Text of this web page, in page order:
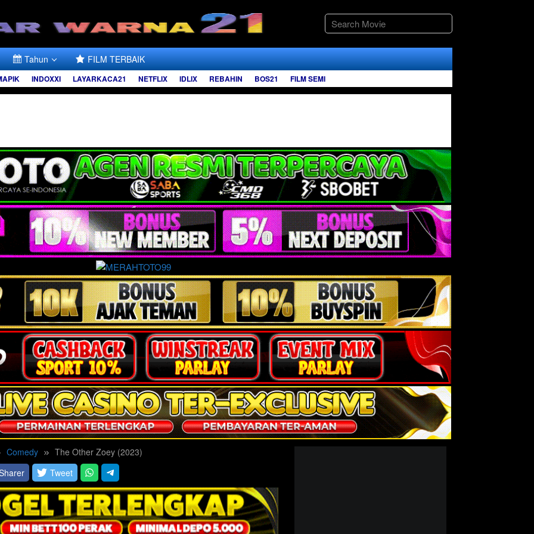
Tahun FILM TERBAIK
INDOXXI LAYARKACA21 NETFLIX IDLIX REBAHIN BOS21 FILM SEMI
Comedy
The Other Zoey (2023)
Tweet